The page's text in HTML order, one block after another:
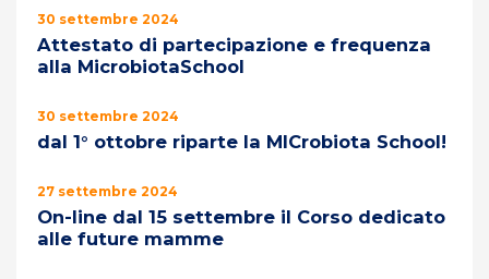
30 settembre 2024
Attestato di partecipazione e frequenza
alla MicrobiotaSchool
30 settembre 2024
dal 1° ottobre riparte la MICrobiota School!
27 settembre 2024
On-line dal 15 settembre il Corso dedicato
alle future mamme